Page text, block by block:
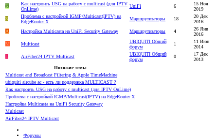
К
Как настроить USG на работу с multicast (для IPTV
OnLime)
UniFi 6
15 Ноя
2019
3
Проблема с настройкой IGMP/Multicast(IPTV) на
EdgeRouter X
Маршрутизаторы 18
20 Дек
2016
A
Настройка Multicasta на UniFi Security Gateway Маршрутизаторы 4
26 Янв
2016
M
Multicast
UBIQUITI Общий
форум
1
11 Июн
2014
L
AirFiber24 IPTV Multicast
UBIQUITI Общий
форум
0
17 Дек
2013
Похожие темы
Multicast and Broadcast Filtering & Apple TimeMachine
ubiquiti aircube ac - есть ли поддержка MULTICAST ?
Как настроить USG на работу с multicast (для IPTV OnLime)
Проблема с настройкой IGMP/Multicast(IPTV) на EdgeRouter X
Настройка Multicasta на UniFi Security Gateway
Multicast
AirFiber24 IPTV Multicast
Форумы